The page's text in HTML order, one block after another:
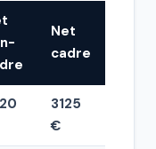
Net
cadre
3125
€